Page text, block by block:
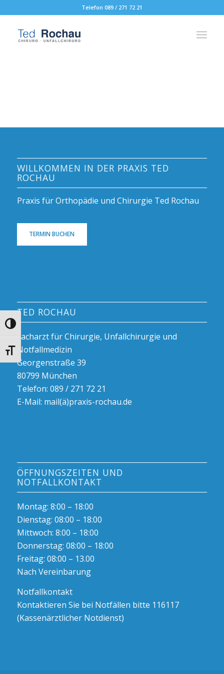
Umschalten auf hohe Kontraste
Schrift vergrößern
Telefon 089 / 271 72 21
WILLKOMMEN IN DER PRAXIS TED
ROCHAU
Praxis für Orthopädie und Chirurgie Ted Rochau
TERMIN BUCHEN
TED ROCHAU
Facharzt für Chirurgie, Unfallchirurgie und
Notfallmedizin
Georgenstraße 39
80799 München
Telefon: 089 / 271 72 21
E-Mail: mail(ä)praxis-rochau.de
ÖFFNUNGSZEITEN UND
NOTFALLKONTAKT
Montag: 8:00 – 18:00
Dienstag: 08:00 – 18:00
Mittwoch: 8:00 – 18:00
Donnerstag: 08:00 – 18:00
Freitag: 08:00 – 13.00
Nach Vereinbarung
Notfallkontakt
Kontaktieren Sie bei Notfällen bitte 116117
(Kassenärztlicher Notdienst)